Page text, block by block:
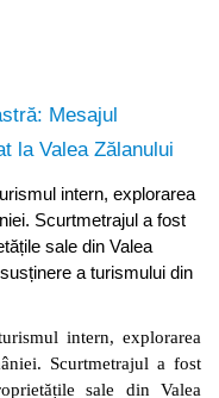
intern, explorarea
Scurtmetrajul a fost
sale din Valea
a turismului din
intern, explorarea
Scurtmetrajul a fost
sale din Valea